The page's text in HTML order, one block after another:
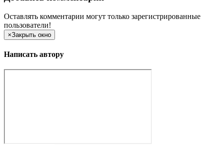
Оставлять комментарии могут только зарегистрированные
пользователи!
×Закрыть окно
Написать автору